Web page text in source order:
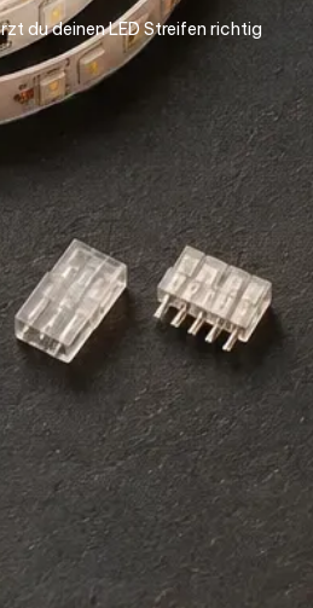
du deinen LED Streifen richtig